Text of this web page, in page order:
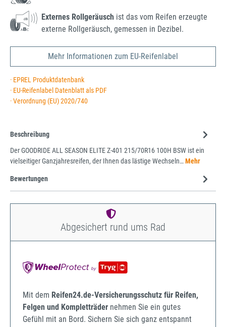
Externes Rollgeräusch ist das vom Reifen erzeugte
externe Rollgeräusch, gemessen in Dezibel.
Mehr Informationen zum EU-Reifenlabel
· EPREL Produktdatenbank
· EU-Reifenlabel Datenblatt als PDF
· Verordnung (EU) 2020/740
Beschreibung
Der GOODRIDE ALL SEASON ELITE Z-401 215/70R16 100H BSW ist ein
vielseitiger Ganzjahresreifen, der Ihnen das lästige Wechseln…Mehr
Bewertungen
Abgesichert rund ums Rad
Mit dem Reifen24.de-Versicherungsschutz für Reifen,
Felgen und Kompletträder nehmen Sie ein gutes
Gefühl mit an Bord. Sichern Sie sich ganz entspannt